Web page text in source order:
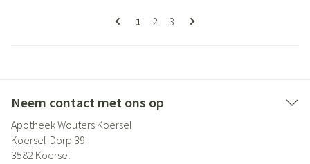
Pagina's
U lees momenteel pagina
1 Pagina
2 Pagina
3
Neem contact met ons op
Apotheek Wouters Koersel
Koersel-Dorp 39
3582 Koersel